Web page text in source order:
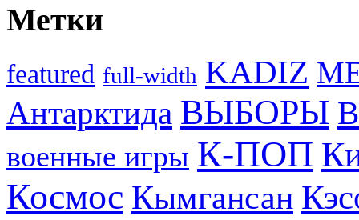
Метки
featured full-width KADIZ
Антарктида ВЫБОРЫ
военные игры К-ПОП
Космос Кымгансан